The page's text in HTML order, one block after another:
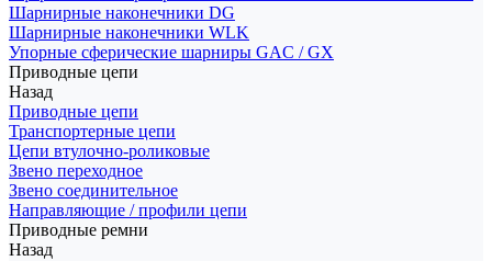
Шарнирные наконечники DG
Шарнирные наконечники WLK
Упорные сферические шарниры GAC / GX
Приводные цепи
Назад
Приводные цепи
Транспортерные цепи
Цепи втулочно-роликовые
Звено переходное
Звено соединительное
Направляющие / профили цепи
Приводные ремни
Назад